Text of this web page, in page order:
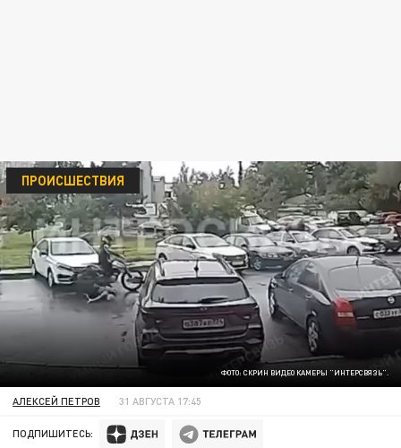
ФОТО: СКРИН ВИДЕО КАМЕРЫ "ИНТЕРСВЯЗЬ".
ПРОИСШЕСТВИЯ
АЛЕКСЕЙ ПЕТРОВ 31 АВГУСТА 17:45
ПОДПИШИТЕСЬ: